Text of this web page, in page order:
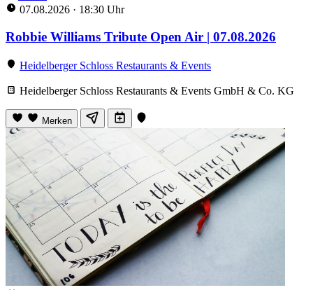
07.08.2026 · 18:30 Uhr
Robbie Williams Tribute Open Air | 07.08.2026
Heidelberger Schloss Restaurants & Events
Heidelberger Schloss Restaurants & Events GmbH & Co. KG
Merken